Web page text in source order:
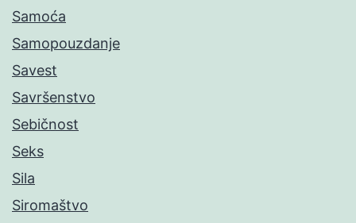
Samoća
Samopouzdanje
Savest
Savršenstvo
Sebičnost
Seks
Sila
Siromaštvo